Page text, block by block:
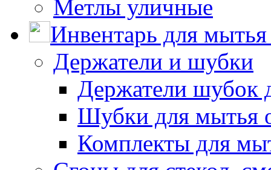
Метлы уличные
Инвентарь для мытья
Держатели и шубки
Держатели шубок
Шубки для мытья
Комплекты для